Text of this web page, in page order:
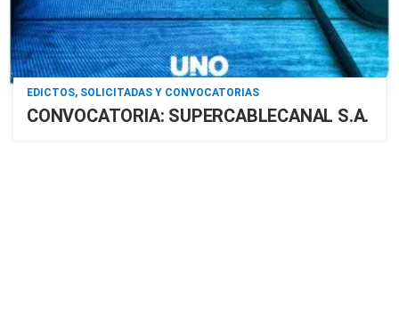
EDICTOS, SOLICITADAS Y CONVOCATORIAS
CONVOCATORIA: SUPERCABLECANAL S.A.